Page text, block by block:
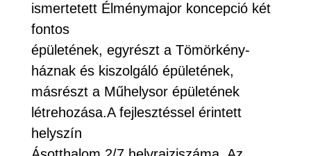
ismertetett Élménymajor koncepció két
fontos
épületének, egyrészt a Tömörkény-
háznak és kiszolgáló épületének,
másrészt a Műhelysor épületének
létrehozása.A fejlesztéssel érintett
helyszín